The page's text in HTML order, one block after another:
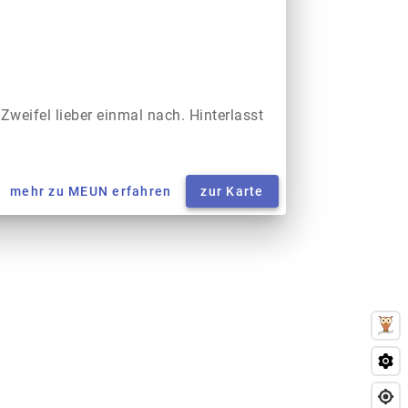
lieber einmal nach. Hinterlasst
mehr zu MEUN erfahren zur Karte